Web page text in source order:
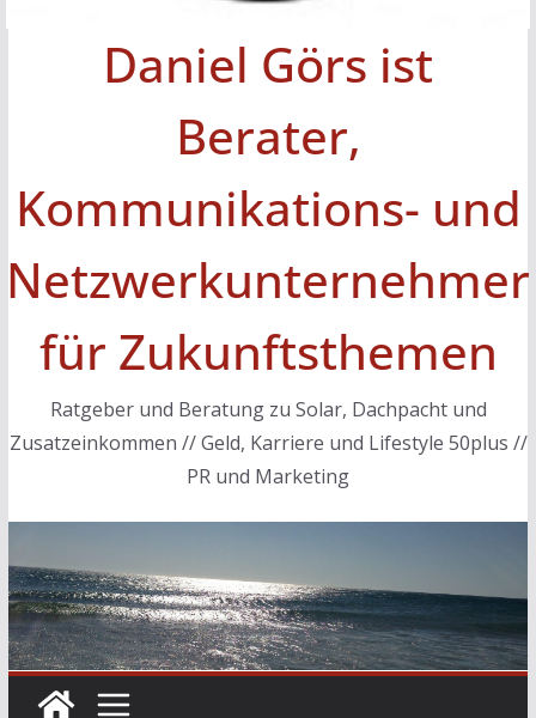
Daniel Görs ist
Berater,
Kommunikations- und
Netzwerkunternehmer
für Zukunftsthemen
Ratgeber und Beratung zu Solar, Dachpacht und
Zusatzeinkommen // Geld, Karriere und Lifestyle 50plus //
PR und Marketing